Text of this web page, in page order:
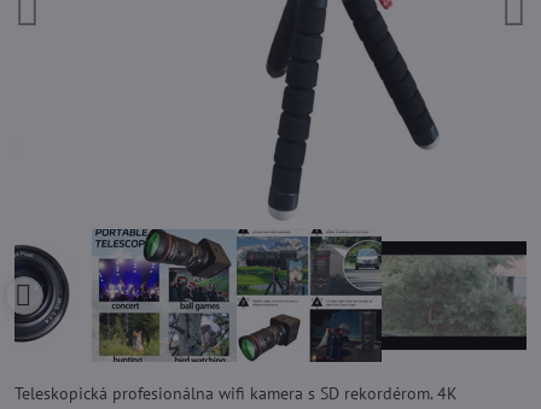
Teleskopická profesionálna wifi kamera s SD rekordérom. 4K